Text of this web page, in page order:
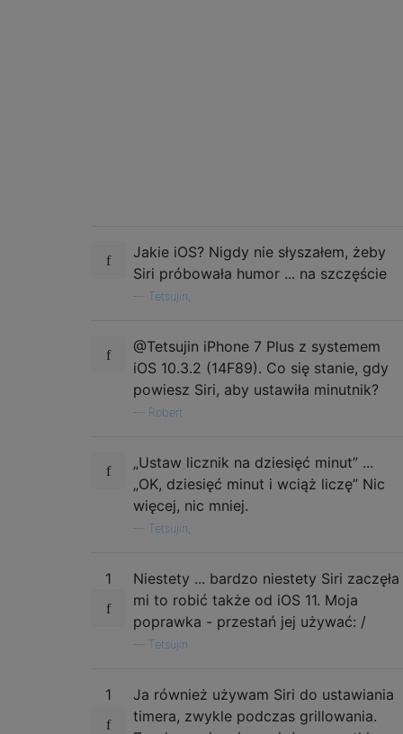
Jakie iOS? Nigdy nie słyszałem, żeby
Siri próbowała humor ... na szczęście
Tetsujin,
@Tetsujin iPhone 7 Plus z systemem
iOS 10.3.2 (14F89). Co się stanie, gdy
powiesz Siri, aby ustawiła minutnik?
Robert
„Ustaw licznik na dziesięć minut” ...
„OK, dziesięć minut i wciąż liczę” Nic
więcej, nic mniej.
Tetsujin,
1
Niestety ... bardzo niestety Siri zaczęła
mi to robić także od iOS 11. Moja
poprawka - przestań jej używać: /
Tetsujin
1
Ja również używam Siri do ustawiania
timera, zwykle podczas grillowania.